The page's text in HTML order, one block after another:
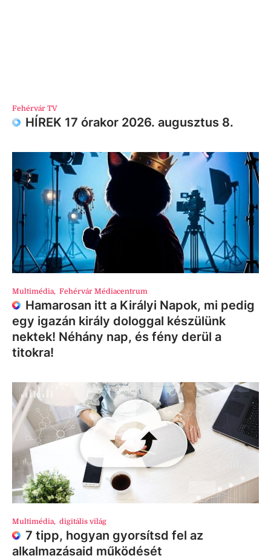
Fehérvár TV
HÍREK 17 órakor 2026. augusztus 8.
Multimédia, Fehérvár Médiacentrum
Hamarosan itt a Királyi Napok, mi pedig
egy igazán király dologgal készülünk
nektek! Néhány nap, és fény derül a
titokra!
Multimédia, digitális világ
7 tipp, hogyan gyorsítsd fel az
alkalmazásaid működését